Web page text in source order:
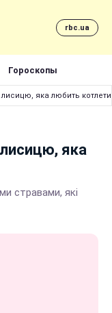
rbc.ua
Гороскопы
яка любить котлети
яка
стравами, які